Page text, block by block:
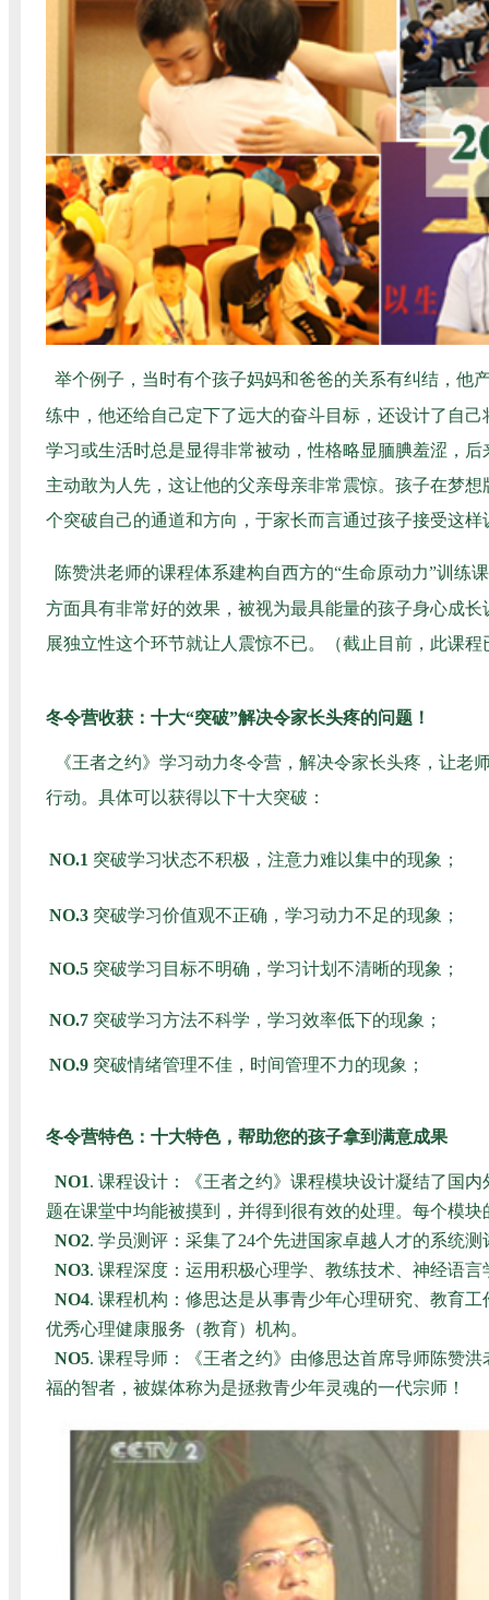
举个例子，当时有个孩子妈妈和爸爸的关系有纠结，他
练中，他还给自己定下了远大的奋斗目标，还设计了自
学习或生活时总是显得非常被动，性格略显腼腆羞涩，
主动敢为人先，这让他的父亲母亲非常震惊。孩子在梦
个突破自己的通道和方向，于家长而言通过孩子接受这
陈赞洪老师的课程体系建构自西方的“生命原动力”训
方面具有非常好的效果，被视为最具能量的孩子身心成
展独立性这个环节就让人震惊不已。（截止目前，此课程
冬令营收获：十大“突破”解决令家长头疼的问题 ！
《王者之约》学习动力冬令营，解决令家长头疼，让
行动。具体可以获得以下十大突破：
NO.1 突破学习状态不积极，注意力难以集中的现象；
NO.3 突破学习价值观不正确，学习动力不足的现象；
NO.5 突破学习目标不明确，学习计划不清晰的现象；
NO.7 突破学习方法不科学，学习效率低下的现象；
NO.9 突破情绪管理不佳，时间管理不力的现象；
冬令营特色：十大特色，帮助您的孩子拿到满意成果
NO1. 课程设计：《王者之约》课程模块设计凝结了国
题在课堂中均能被摸到，并得到很有效的处理。每个模
NO2. 学员测评：采集了24个先进国家卓越人才的系统
NO3. 课程深度：运用积极心理学、教练技术、神经语
NO4. 课程机构：修思达是从事青少年心理研究、教育
优秀心理健康服务（教育）机构。
NO5. 课程导师：《王者之约》由修思达首席导师陈赞
福的智者，被媒体称为是拯救青少年灵魂的一代宗师！